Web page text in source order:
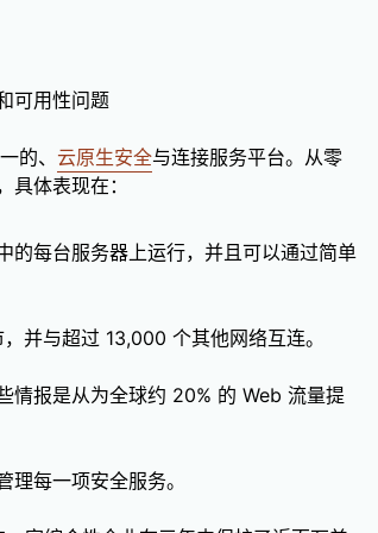
可用性问题
的、 云原生安全与连接服务平台。从零
体表现在：
的每台服务器上运行，并且可以通过简单
并与超过 13,000 个其他网络互连。
情报是从为全球约 20% 的 Web 流量提
每一项安全服务。